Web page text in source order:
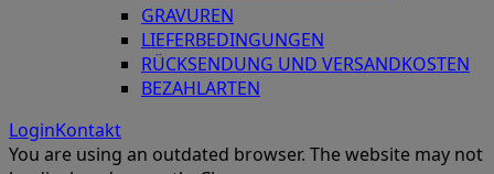
GRAVUREN
LIEFERBEDINGUNGEN
RÜCKSENDUNG UND VERSANDKOSTEN
BEZAHLARTEN
LoginKontakt
You are using an outdated browser. The website may not